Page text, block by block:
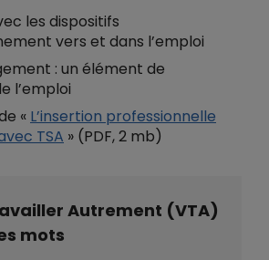
les dispositifs
vers et dans l’emploi
: un élément de
l’emploi
« L’insertion professionnelle
TSA » (PDF, 2 mb)
Autrement (VTA)
mots